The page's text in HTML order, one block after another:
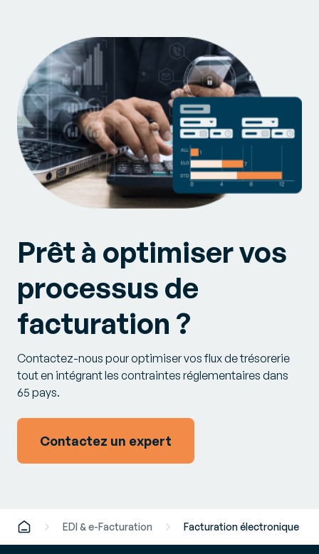
Prêt à optimiser vos
processus de
facturation ?
Contactez-nous pour optimiser vos flux de trésorerie
tout en intégrant les contraintes réglementaires dans
65 pays.
Contactez un expert
EDI & e-Facturation Facturation électronique